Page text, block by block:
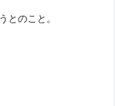
とのこと。